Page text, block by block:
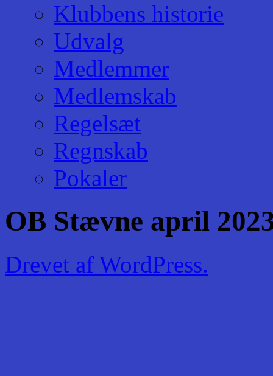
Klubbens historie
Udvalg
Medlemmer
Medlemskab
Regelsæt
Regnskab
Pokaler
OB Stævne april
Drevet af WordPress.